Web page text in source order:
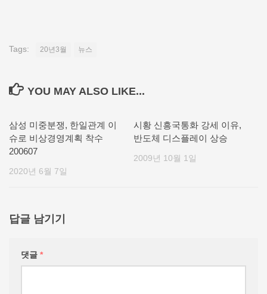
Tags: 20년3월 뉴스
YOU MAY ALSO LIKE...
삼성 미중분쟁, 한일관계 이
슈로 비상경영계획 착수
200607
2020년 6월 7일
시황 신흥국통화 강세 이유,
반도체 디스플레이 상승
2009년 10월 1일
답글 남기기
댓글 *